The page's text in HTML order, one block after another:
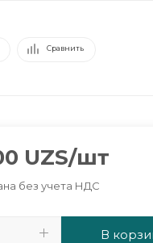
Сравнить
UZS/шт
без учета НДС
В